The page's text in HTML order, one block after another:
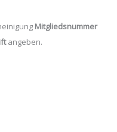
Mitgliedsnummer
angeben.